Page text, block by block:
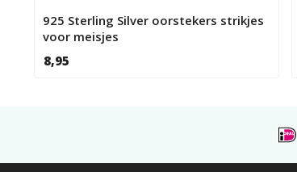
925 Sterling Silver oorstekers strikjes
voor meisjes
8,95